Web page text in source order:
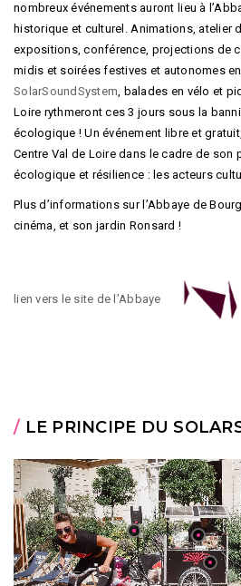
nombreux événements auront lieu à
historique et culturel. Animations, atelier
expositions, conférence, projections de
midis et soirées festives et autonomes
SolarSoundSystem, balades en vélo et
Loire rythmeront ces 3 jours sous la
écologique ! Un événement libre et
Centre Val de Loire dans le cadre de son
écologique et résilience : les acteurs
Plus d’informations sur l’Abbaye de
cinéma, et son jardin Ronsard !
lien vers le site de l’Abbaye
/ LE PRINCIPE DU